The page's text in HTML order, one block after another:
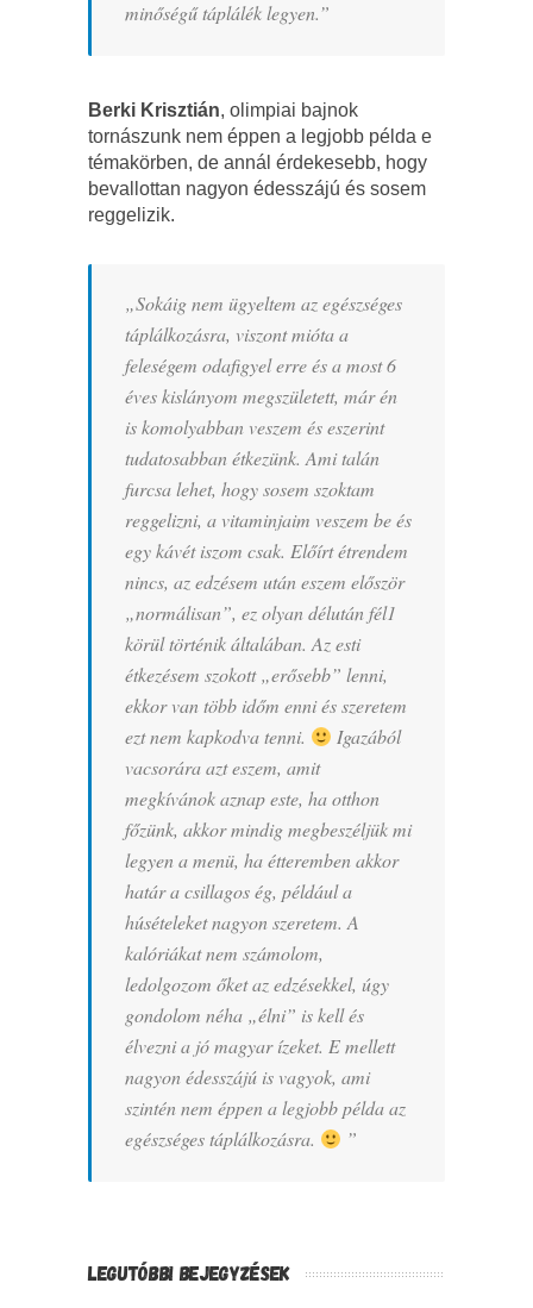
minőségű táplálék legyen.”
Berki Krisztián, olimpiai bajnok
tornászunk nem éppen a legjobb példa e
témakörben, de annál érdekesebb, hogy
bevallottan nagyon édesszájú és sosem
reggelizik.
„Sokáig nem ügyeltem az egészséges
táplálkozásra, viszont mióta a
feleségem odafigyel erre és a most 6
éves kislányom megszületett, már én
is komolyabban veszem és eszerint
tudatosabban étkezünk. Ami talán
furcsa lehet, hogy sosem szoktam
reggelizni, a vitaminjaim veszem be és
egy kávét iszom csak. Előírt étrendem
nincs, az edzésem után eszem először
„normálisan”, ez olyan délután fél1
körül történik általában. Az esti
étkezésem szokott „erősebb” lenni,
ekkor van több időm enni és szeretem
ezt nem kapkodva tenni.
Igazából
vacsorára azt eszem, amit
megkívánok aznap este, ha otthon
főzünk, akkor mindig megbeszéljük mi
legyen a menü, ha étteremben akkor
határ a csillagos ég, például a
húsételeket nagyon szeretem. A
kalóriákat nem számolom,
ledolgozom őket az edzésekkel, úgy
gondolom néha „élni” is kell és
élvezni a jó magyar ízeket. E mellett
nagyon édesszájú is vagyok, ami
szintén nem éppen a legjobb példa az
egészséges táplálkozásra.
”
LEGUTÓBBI BEJEGYZÉSEK